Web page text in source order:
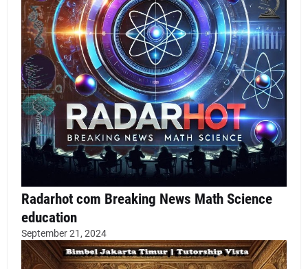
Radarhot com Breaking News Math Science
education
September 21, 2024